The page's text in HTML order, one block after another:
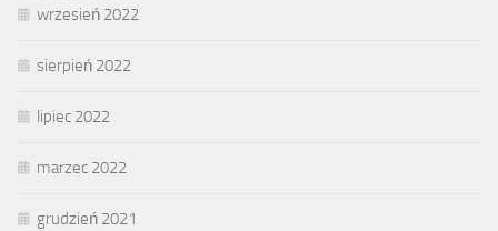
wrzesień 2022
sierpień 2022
lipiec 2022
marzec 2022
grudzień 2021